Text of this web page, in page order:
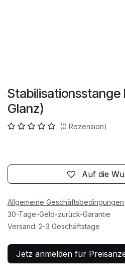
Stabilisationsstange
Glanz)
(0 Rezension)
Auf die
Allgemeine Geschäftsbedingungen
30-Tage-Geld-zurück-Garantie
Versand: 2-3 Geschäftstage
Jetz anmelden für